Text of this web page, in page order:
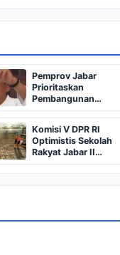
Pemprov Jabar
Prioritaskan
Pembangunan
Masjid Kecil di
Berbagai Daerah
Komisi V DPR RI
Optimistis Sekolah
Rakyat Jabar II
Rampung 2026